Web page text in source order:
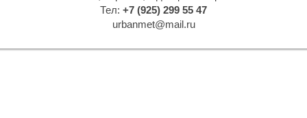
Тел: +7 (925) 299 55 47
urbanmet@mail.ru